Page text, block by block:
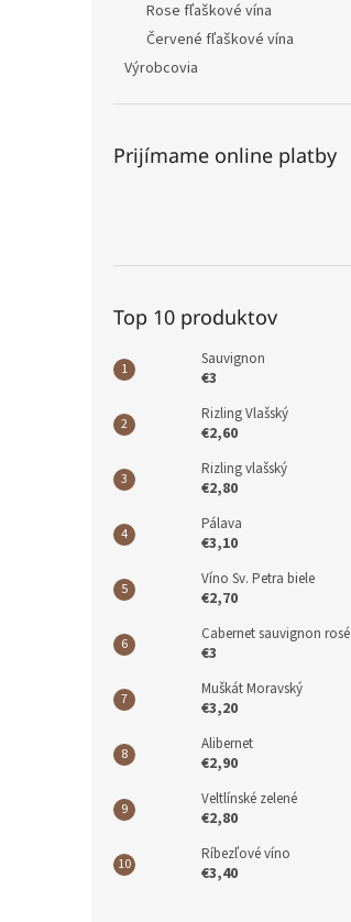
Rose fľaškové vína
Červené fľaškové vína
Výrobcovia
Prijímame online platby
Top 10 produktov
Sauvignon
€3
Rizling Vlašský
€2,60
Rizling vlašský
€2,80
Pálava
€3,10
Víno Sv. Petra biele
€2,70
Cabernet sauvignon rosé
€3
Muškát Moravský
€3,20
Alibernet
€2,90
Veltlínské zelené
€2,80
Ríbezľové víno
€3,40